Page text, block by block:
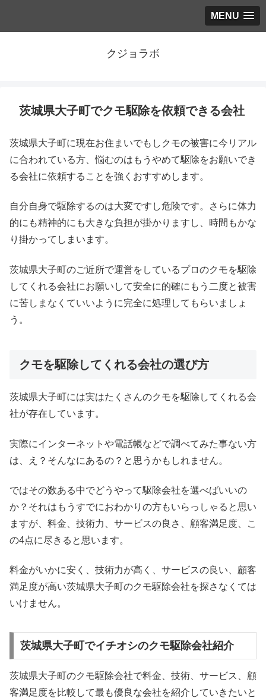
MENU
クジョラボ
茨城県大子町でクモ駆除を依頼できる会社
茨城県大子町に現在お住まいでもしクモの被害に今リアル
に合われている方、悩むのはもうやめて駆除をお願いでき
る会社に依頼することを強くおすすめします。
自分自身で駆除するのは大変ですし危険です。さらに体力
的にも精神的にも大きな負担が掛かりますし、時間もかな
り掛かってしまいます。
茨城県大子町のご近所で運営をしているプロのクモを駆除
してくれる会社にお願いして安全に的確にもう二度と被害
に苦しまなくていいように完全に処理してもらいましょ
う。
クモを駆除してくれる会社の選び方
茨城県大子町には実はたくさんのクモを駆除してくれる会
社が存在しています。
実際にインターネットや電話帳などで調べてみた事ない方
は、え？そんなにあるの？と思うかもしれません。
ではその数ある中でどうやって駆除会社を選べばいいの
か？それはもうすでにおわかりの方もいらっしゃると思い
ますが、料金、技術力、サービスの良さ、顧客満足度、こ
の4点に尽きると思います。
料金がいかに安く、技術力が高く、サービスの良い、顧客
満足度が高い茨城県大子町のクモ駆除会社を探さなくては
いけません。
茨城県大子町でイチオシのクモ駆除会社紹介
茨城県大子町のクモ駆除会社で料金、技術、サービス、顧
客満足度を比較して最も優良な会社を紹介していきたいと